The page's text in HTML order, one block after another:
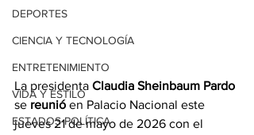
DEPORTES
CIENCIA Y TECNOLOGÍA
ENTRETENIMIENTO
VIDA Y ESTILO
ESTADOS-POLÍTICA
La presidenta Claudia Sheinbaum Pardo
se reunió en Palacio Nacional este
jueves 21 de mayo de 2026 con el